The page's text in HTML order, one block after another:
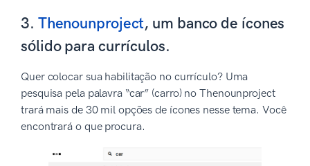
3. Thenounproject, um banco de ícones
sólido para currículos.
Quer colocar sua habilitação no currículo? Uma
pesquisa pela palavra “car” (carro) no Thenounproject
trará mais de 30 mil opções de ícones nesse tema. Você
encontrará o que procura.